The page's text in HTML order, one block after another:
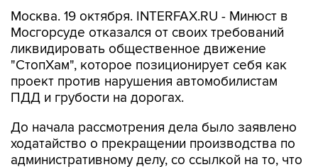
Москва. 19 октября. INTERFAX.RU - Минюст в
Мосгорсуде отказался от своих требований
ликвидировать общественное движение
"СтопХам", которое позиционирует себя как
проект против нарушения автомобилистам
ПДД и грубости на дорогах.
До начала рассмотрения дела было заявлено
ходатайство о прекращении производства по
административному делу, со ссылкой на то, что